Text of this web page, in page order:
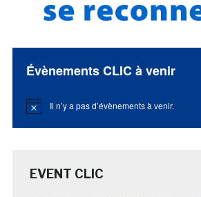
Évènements CLIC à venir
Notice Il n’y a pas d’évènements à venir.
EVENT CLIC